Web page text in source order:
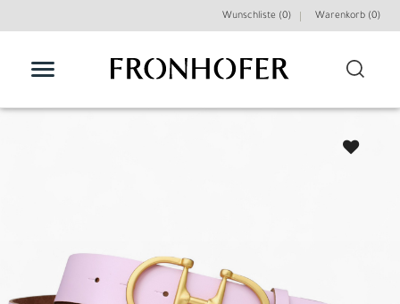
Wunschliste (0) Warenkorb (0)